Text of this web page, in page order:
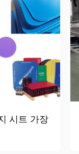
시트 가장